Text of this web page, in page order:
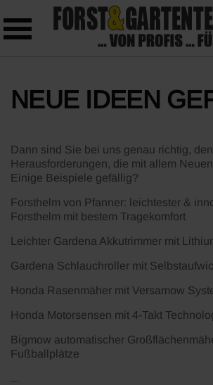
Skip to main content
NEUE IDEEN
Dann sind Sie bei uns genau richtig,
Herausforderungen, die mit allem
Einige Beispiele gefällig?
Forsthelm von Pfanner: leichtester &
Forsthelm mit bestem Tragekomfort
Leichter Gardena Akkutrimmer mit
Gardena Schlauchroller mit
Honda Rasenmäher mit Versamow
Honda Motorsensen mit 4-Takt
Bigmow automatischer
Fußballplätze
...